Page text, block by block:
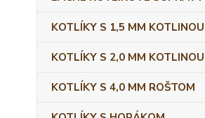
KOTLÍKY S 1,5 MM KOTLINOU
KOTLÍKY S 2,0 MM KOTLINOU
KOTLÍKY S 4,0 MM ROŠTOM